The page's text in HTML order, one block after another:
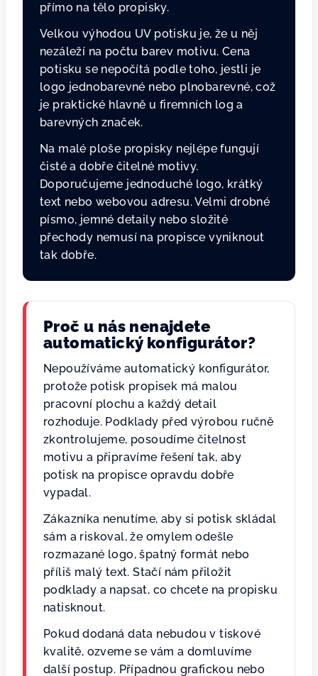
přímo na tělo propisky.
Velkou výhodou UV potisku je, že u něj
nezáleží na počtu barev motivu. Cena
potisku se nepočítá podle toho, jestli je
logo jednobarevné nebo plnobarevné, což
je praktické hlavně u firemních log a
barevných značek.
Na malé ploše propisky nejlépe fungují
čisté a dobře čitelné motivy.
Doporučujeme jednoduché logo, krátký
text nebo webovou adresu. Velmi drobné
písmo, jemné detaily nebo složité
přechody nemusí na propisce vyniknout
tak dobře.
Proč u nás nenajdete
automatický konfigurátor?
Nepoužíváme automatický konfigurátor,
protože potisk propisek má malou
pracovní plochu a každý detail
rozhoduje. Podklady před výrobou ručně
zkontrolujeme, posoudíme čitelnost
motivu a připravíme řešení tak, aby
potisk na propisce opravdu dobře
vypadal.
Zákazníka nenutíme, aby si potisk skládal
sám a riskoval, že omylem odešle
rozmazané logo, špatný formát nebo
příliš malý text. Stačí nám přiložit
podklady a napsat, co chcete na propisku
natisknout.
Pokud dodaná data nebudou v tiskové
kvalitě, ozveme se vám a domluvíme
další postup. Případnou grafickou nebo